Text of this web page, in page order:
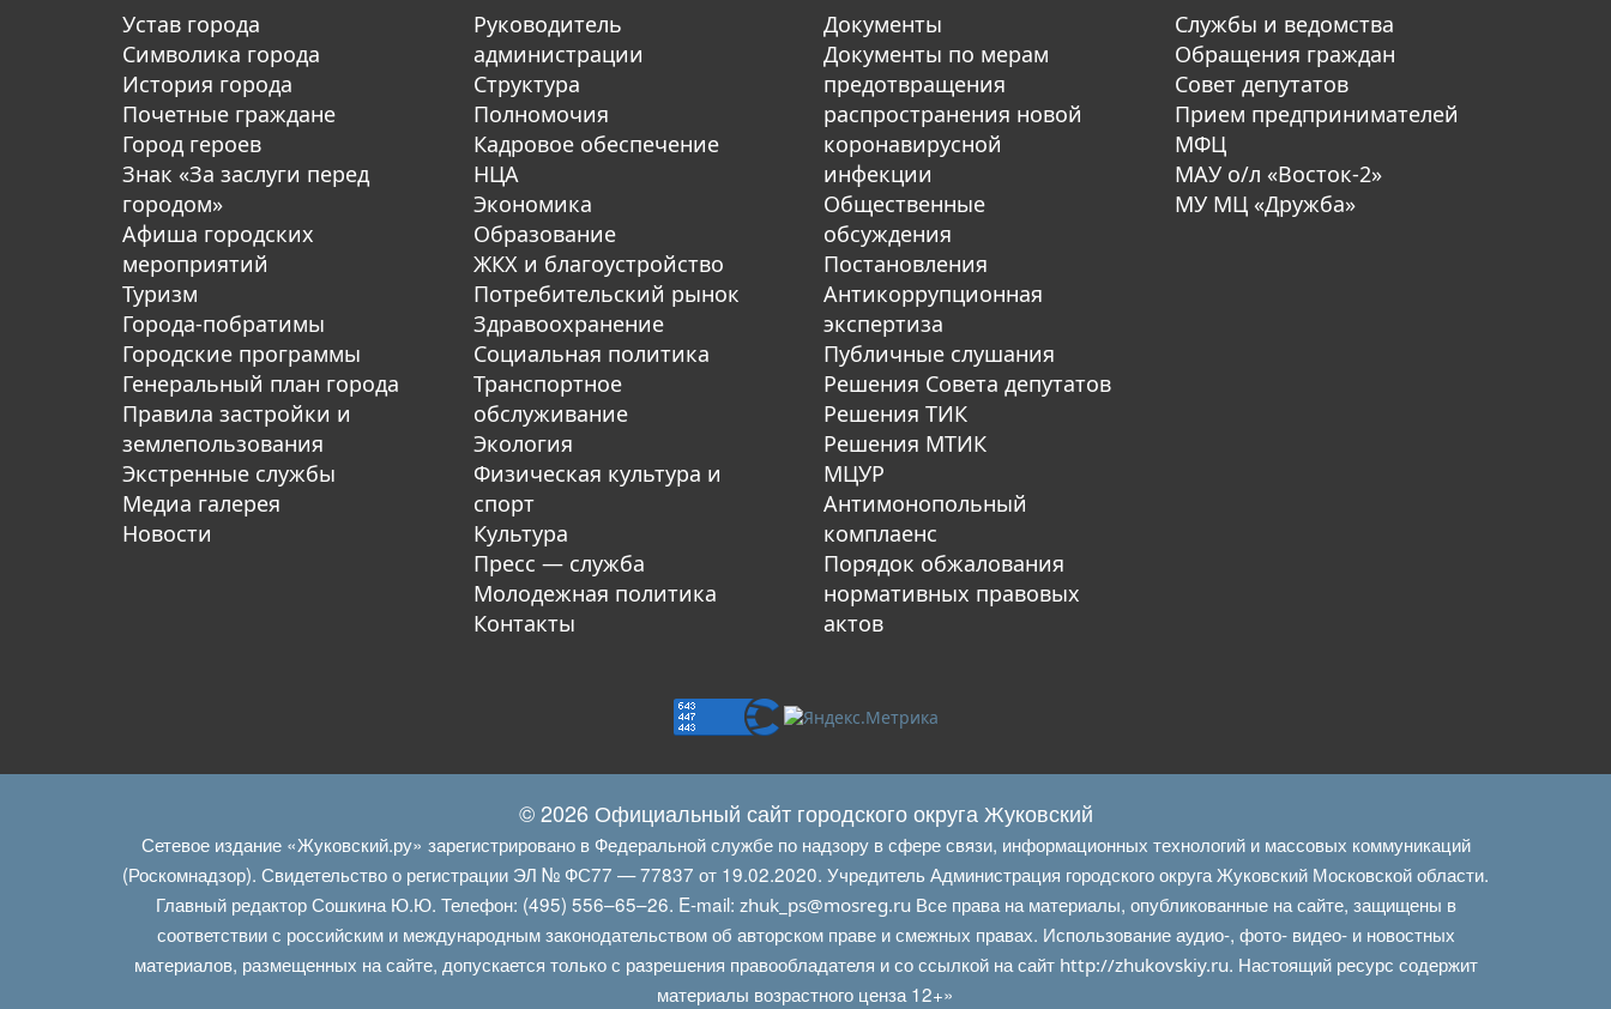
Устав города
Символика города
История города
Почетные граждане
Город героев
Знак «За заслуги перед
городом»
Афиша городских
мероприятий
Туризм
Города-побратимы
Городские программы
Генеральный план города
Правила застройки и
землепользования
Экстренные службы
Медиа галерея
Новости
Руководитель
администрации
Структура
Полномочия
Кадровое обеспечение
НЦА
Экономика
Образование
ЖКХ и благоустройство
Потребительский рынок
Здравоохранение
Социальная политика
Транспортное
обслуживание
Экология
Физическая культура и
спорт
Культура
Пресс — служба
Молодежная политика
Контакты
Документы
Документы по мерам
предотвращения
распространения новой
коронавирусной
инфекции
Общественные
обсуждения
Постановления
Антикоррупционная
экспертиза
Публичные слушания
Решения Совета депутатов
Решения ТИК
Решения МТИК
МЦУР
Антимонопольный
комплаенс
Порядок обжалования
нормативных правовых
актов
Службы и ведомства
Обращения граждан
Совет депутатов
Прием предпринимателей
МФЦ
МАУ о/л «Восток-2»
МУ МЦ «Дружба»
© 2026 Официальный сайт городского округа Жуковский
Сетевое издание «Жуковский.ру» зарегистрировано в Федеральной службе по надзору в сфере связи, информационных технологий и массовых коммуникаций
(Роскомнадзор). Свидетельство о регистрации ЭЛ № ФС77 — 77837 от 19.02.2020. Учредитель Администрация городского округа Жуковский Московской области.
Главный редактор Сошкина Ю.Ю. Телефон: (495) 556–65–26. E‑mail: zhuk_ps@mosreg.ruВсе права на материалы, опубликованные на сайте, защищены в
соответствии с российским и международным законодательством об авторском праве и смежных правах. Использование аудио-, фото- видео- и новостных
материалов, размещенных на сайте, допускается только с разрешения правообладателя и со ссылкой на сайт http://zhukovskiy.ru. Настоящий ресурс содержит
материалы возрастного ценза 12+»